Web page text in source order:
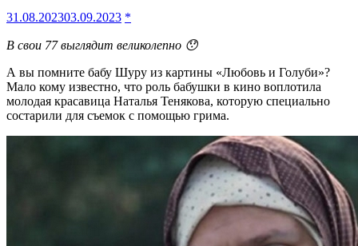
31.08.202303.09.2023 *
В свои 77 выглядит великолепно 😯
А вы помните бабу Шуру из картины «Любовь и Голуби»?
Мало кому известно, что роль бабушки в кино воплотила
молодая красавица Наталья Тенякова, которую специально
состарили для съемок с помощью грима.